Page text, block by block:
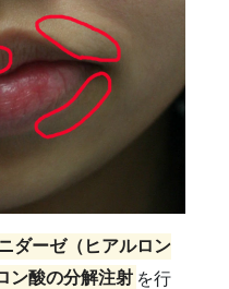
ダーゼ（ヒアルロン
ン酸の分解注射 を行